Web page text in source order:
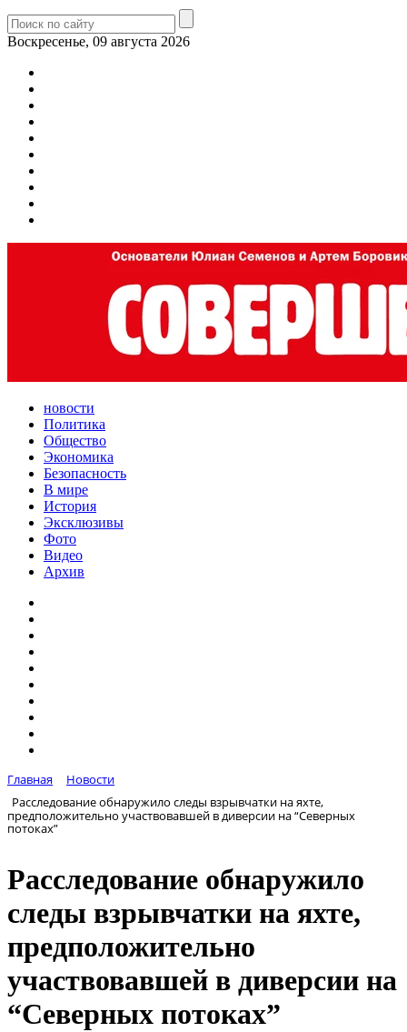
Воскресенье, 09 августа 2026
новости
Политика
Общество
Экономика
Безопасность
В мире
История
Эксклюзивы
Фото
Видео
Архив
Главная
Новости
Расследование обнаружило следы взрывчатки на яхте,
предположительно участвовавшей в диверсии на “Северных
потоках”
Расследование обнаружило
следы взрывчатки на яхте,
предположительно
участвовавшей в диверсии на
“Северных потоках”